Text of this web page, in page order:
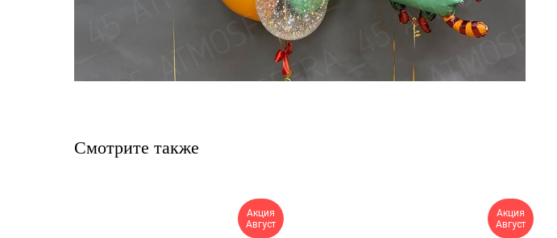
Смотрите также
Акция
Август
Акция
Август